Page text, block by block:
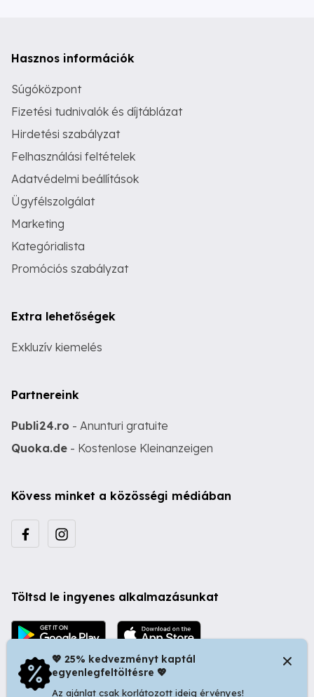
Hasznos információk
Súgóközpont
Fizetési tudnivalók és díjtáblázat
Hirdetési szabályzat
Felhasználási feltételek
Adatvédelmi beállítások
Ügyfélszolgálat
Marketing
Kategórialista
Promóciós szabályzat
Extra lehetőségek
Exkluzív kiemelés
Partnereink
Publi24.ro - Anunturi gratuite
Quoka.de - Kostenlose Kleinanzeigen
Kövess minket a közösségi médiában
Töltsd le ingyenes alkalmazásunkat
💖 25% kedvezményt kaptál
egyenlegfeltöltésre 💖
Az ajánlat csak korlátozott ideig érvényes!